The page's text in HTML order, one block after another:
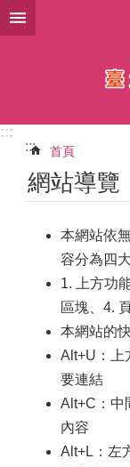
跳到主要內容區塊
:::
:::
首頁
網站導覽
本網站依
容分為四
1. 上方功
區塊、4.
本網站的
Alt+U：上
要連結
Alt+C：中
內容
Alt+L：左